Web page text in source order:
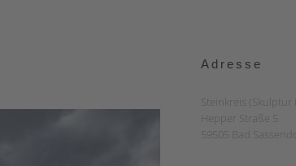
Adresse
Steinkreis
Hepper Straße 5
59505 Bad